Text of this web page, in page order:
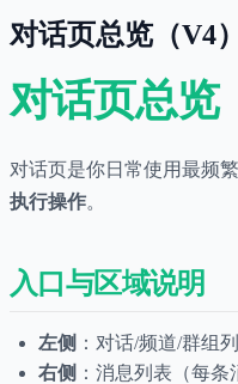
对话页总览（V4）
对话页总览
对话页是你日常使用最频繁
执行操作。
入口与区域说明
左侧 ：对话/频道/群组
右侧 ：消息列表（每条